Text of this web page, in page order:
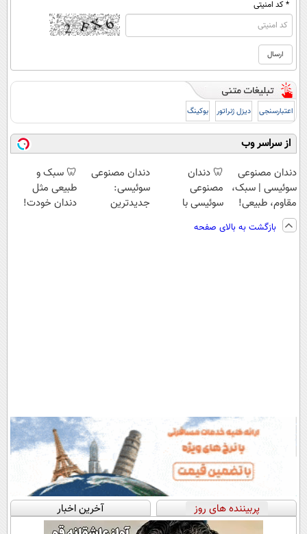
* کد امنیتی
اعتبارسنجی دیزل ژنراتور بوکینگ
از سراسر وب
دندان مصنوعی
سوئیسی | سبک،
مقاوم، طبیعی!
ویزیت
رایگان+پرداخت
🦷 دندان
مصنوعی
سوئیسی با
دیجیتال |
دندان مصنوعی
سوئیسی:
جدیدترین
🦷 سبک و
طبیعی مثل
دندان خودت!
بازگشت به بالای صفحه
پربیننده های روز آخرین اخبار